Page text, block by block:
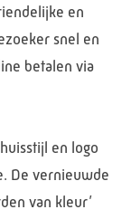
en
snel en
betalen via
en logo
De vernieuwde
van kleur’